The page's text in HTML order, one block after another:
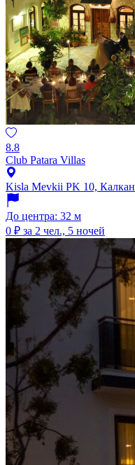
8.8
Club Patara Villas
Kisla Mevkii PK 10, Калкан
До центра: 32 м
0 ₽ за 2 чел., 5 ночей